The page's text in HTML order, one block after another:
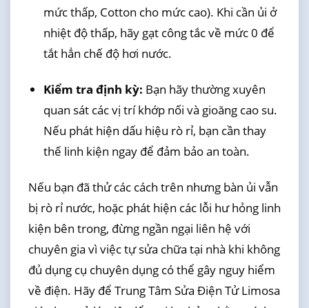
mức thấp, Cotton cho mức cao). Khi cần ủi ở
nhiệt độ thấp, hãy gạt công tắc về mức 0 để
tắt hẳn chế độ hơi nước.
Kiểm tra định kỳ: Bạn hãy thường xuyên
quan sát các vị trí khớp nối và gioăng cao su.
Nếu phát hiện dấu hiệu rò rỉ, bạn cần thay
thế linh kiện ngay để đảm bảo an toàn.
Nếu bạn đã thử các cách trên nhưng bàn ủi vẫn
bị rò rỉ nước, hoặc phát hiện các lỗi hư hỏng linh
kiện bên trong, đừng ngần ngại liên hệ với
chuyên gia vì việc tự sửa chữa tại nhà khi không
đủ dụng cụ chuyên dụng có thể gây nguy hiểm
về điện. Hãy để Trung Tâm Sửa Điện Tử Limosa